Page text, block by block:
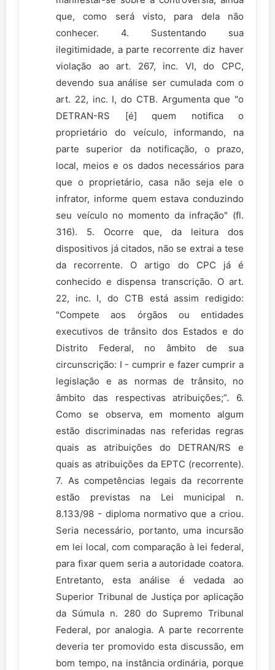
que, como será visto, para dela não
conhecer. 4. Sustentando sua
ilegitimidade, a parte recorrente diz haver
violação ao art. 267, inc. VI, do CPC,
devendo sua análise ser cumulada com o
art. 22, inc. I, do CTB. Argumenta que "o
DETRAN-RS [é] quem notifica o
proprietário do veículo, informando, na
parte superior da notificação, o prazo,
local, meios e os dados necessários para
que o proprietário, casa não seja ele o
infrator, informe quem estava conduzindo
seu veículo no momento da infração" (fl.
316). 5. Ocorre que, da leitura dos
dispositivos já citados, não se extrai a tese
da recorrente. O artigo do CPC já é
conhecido e dispensa transcrição. O art.
22, inc. I, do CTB está assim redigido:
"Compete aos órgãos ou entidades
executivos de trânsito dos Estados e do
Distrito Federal, no âmbito de sua
circunscrição: I - cumprir e fazer cumprir a
legislação e as normas de trânsito, no
âmbito das respectivas atribuições;”. 6.
Como se observa, em momento algum
estão discriminadas nas referidas regras
quais as atribuições do DETRAN/RS e
quais as atribuições da EPTC (recorrente).
7. As competências legais da recorrente
estão previstas na Lei municipal n.
8.133/98 - diploma normativo que a criou.
Seria necessário, portanto, uma incursão
em lei local, com comparação à lei federal,
para fixar quem seria a autoridade coatora.
Entretanto, esta análise é vedada ao
Superior Tribunal de Justiça por aplicação
da Súmula n. 280 do Supremo Tribunal
Federal, por analogia. A parte recorrente
deveria ter promovido esta discussão, em
bom tempo, na instância ordinária, porque